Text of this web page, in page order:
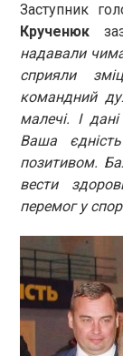
Заступник
Крученюк
надавали
сприяли
командний
малечі. І
Ваша
позитивом.
вести
перемог у